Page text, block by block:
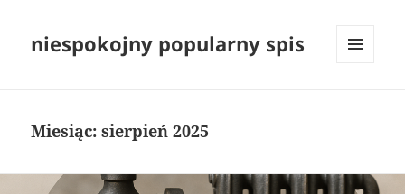
niespokojny popularny spis
Miesiąc:sierpień 2025